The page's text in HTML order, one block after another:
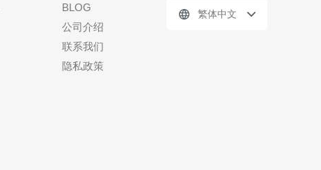
BLOG
公司介绍
联系我们
隐私政策
繁体中文